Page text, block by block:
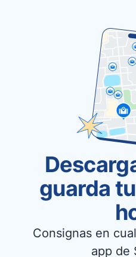
guarda
Consignas en
app de